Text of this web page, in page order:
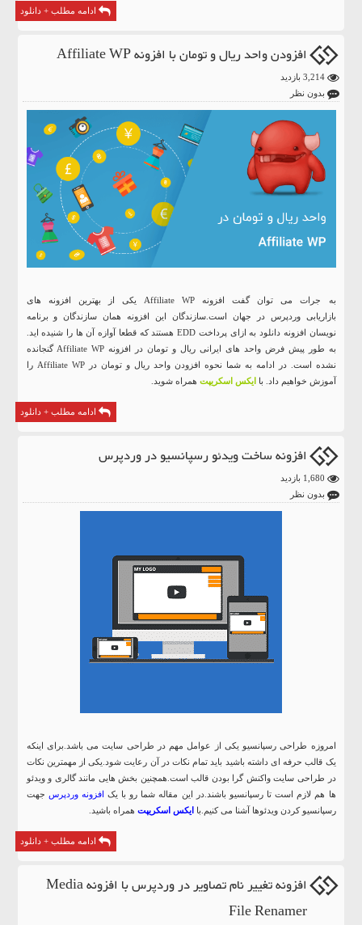
ادامه مطلب + دانلود
افزودن واحد ریال و تومان با افزونه Affiliate WP
3,214 بازدید
بدون نظر
به جرات می توان گفت افزونه Affiliate WP یکی از بهترین افزونه های
بازاریابی وردپرس در جهان است.سازندگان این افزونه همان سازندگان و برنامه
نویسان افزونه دانلود به ازای پرداخت EDD هستند که قطعا آوازه آن ها را شنیده اید.
به طور پیش فرض واحد های ایرانی ریال و تومان در افزونه Affiliate WP گنجانده
نشده است. در ادامه به شما نحوه افزودن واحد ریال و تومان در Affiliate WP را
آموزش خواهیم داد. باایکس اسکریپت همراه شوید.
ادامه مطلب + دانلود
افزونه ساخت ویدئو رسپانسیو در وردپرس
بدون نظر
امروزه طراحی رسپانسیو یکی از عوامل مهم در طراحی سایت می باشد.برای اینکه
یک قالب حرفه ای داشته باشید باید تمام نکات در آن رعایت شود.یکی از مهمترین نکات
در طراحی سایت واکنش گرا بودن قالب است.همچنین بخش هایی مانند گالری و ویدئو
ها هم لازم است تا رسپانسیو باشند.در این مقاله شما رو با یک افزونه وردپرس جهت
رسپانسیو کردن ویدئوها آشنا می کنیم.باایکس اسکریپت همراه باشید.
ادامه مطلب + دانلود
افزونه تغییر نام تصاویر در وردپرس با افزونه Media
File Renamer